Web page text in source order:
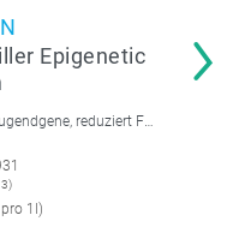
Epigenetic
Hyaluron-Filler Serum reaktiviert Jugendgene, reduziert Falten und feine Linien, spendet intensive Feuchtigkeit und strafft die Gesichtskonturen.
3)
1l)